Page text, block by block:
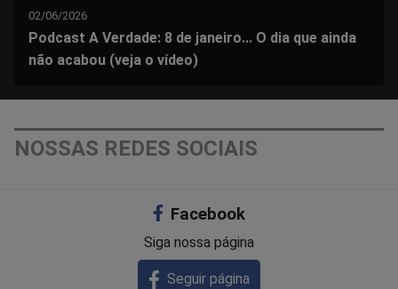
02/06/2026
Podcast A Verdade: 8 de janeiro... O dia que ainda
não acabou (veja o vídeo)
NOSSAS REDES SOCIAIS
Facebook
Siga nossa página
Seguir página